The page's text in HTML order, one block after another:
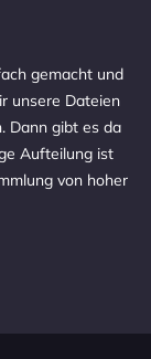
gemacht und
unsere Dateien
Dann gibt es da
Aufteilung ist
von hoher